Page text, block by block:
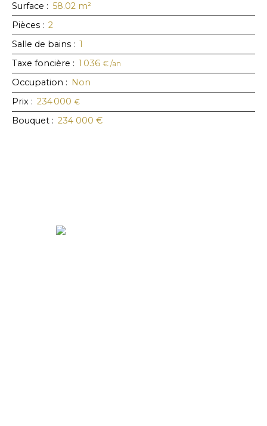
Surface : 58.02 m²
Pièces : 2
Salle de bains : 1
Taxe foncière : 1 036 € /an
Occupation : Non
Prix : 234 000 €
Bouquet : 234 000 €